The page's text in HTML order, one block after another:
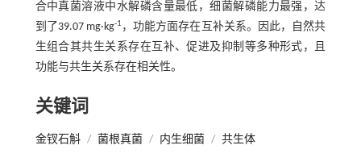
合中真菌溶液中水解磷含量最低，细菌解磷能力最强，达
到了39.07 mg·kg-1 ，功能方面存在互补关系。因此，自然共
生组合其共生关系存在互补、促进及抑制等多种形式，且
功能与共生关系存在相关性。
关键词
金钗石斛 / 菌根真菌 / 内生细菌 / 共生体